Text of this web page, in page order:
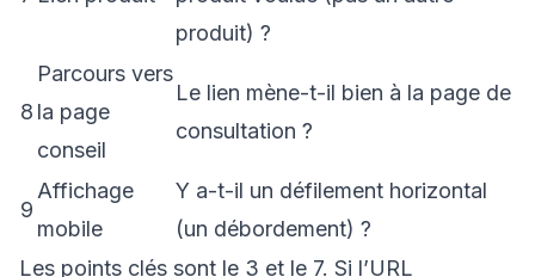
produit) ?
8
Parcours vers
la page
conseil
Le lien mène-t-il bien à la page de
consultation ?
9
Affichage
mobile
Y a-t-il un défilement horizontal
(un débordement) ?
Les points clés sont le 3 et le 7. Si l’URL